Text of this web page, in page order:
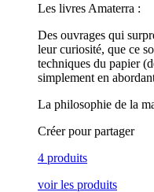
Les livres Amaterra :
Des ouvrages qui
leur curiosité, que ce
techniques du papier
simplement en
La philosophie de la
Créer pour partager
4 produits
voir les produits